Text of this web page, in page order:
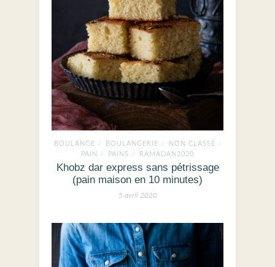
BOULANGE / BOULANGERIE / NON CLASSÉ /
PAIN / PAINS / RAMADAN2020
Khobz dar express sans pétrissage
(pain maison en 10 minutes)
5 avril 2020